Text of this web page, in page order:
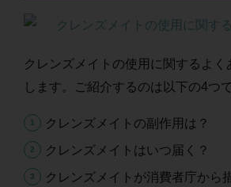
クレンズメイトの使用に関するよく
します。ご紹介するのは以下の4つで
クレンズメイトの副作用は？
クレンズメイトはいつ届く？
クレンズメイトが消費者庁から